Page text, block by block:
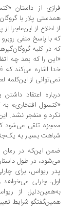
از داستان «کنسول
پلار با
اطلاع از این‌ماجرا از پلار
با پاسخ منفی روبرو
در کلبه گروگان‌گیرها رخ
را که بعد چه اتفاقی
اشاره می‌کند که
از این‌کلمه لعنتی
اعتقاد داشتن یا
افتخاری» به
و منفجر نشد. این‌عدم
تلقی می‌شود که
بسیار به یک‌جنایت
این‌که در رمان
ریواس، برای چارلی
چارلی می‌خواهد
از ریواس
شرایط تغییر